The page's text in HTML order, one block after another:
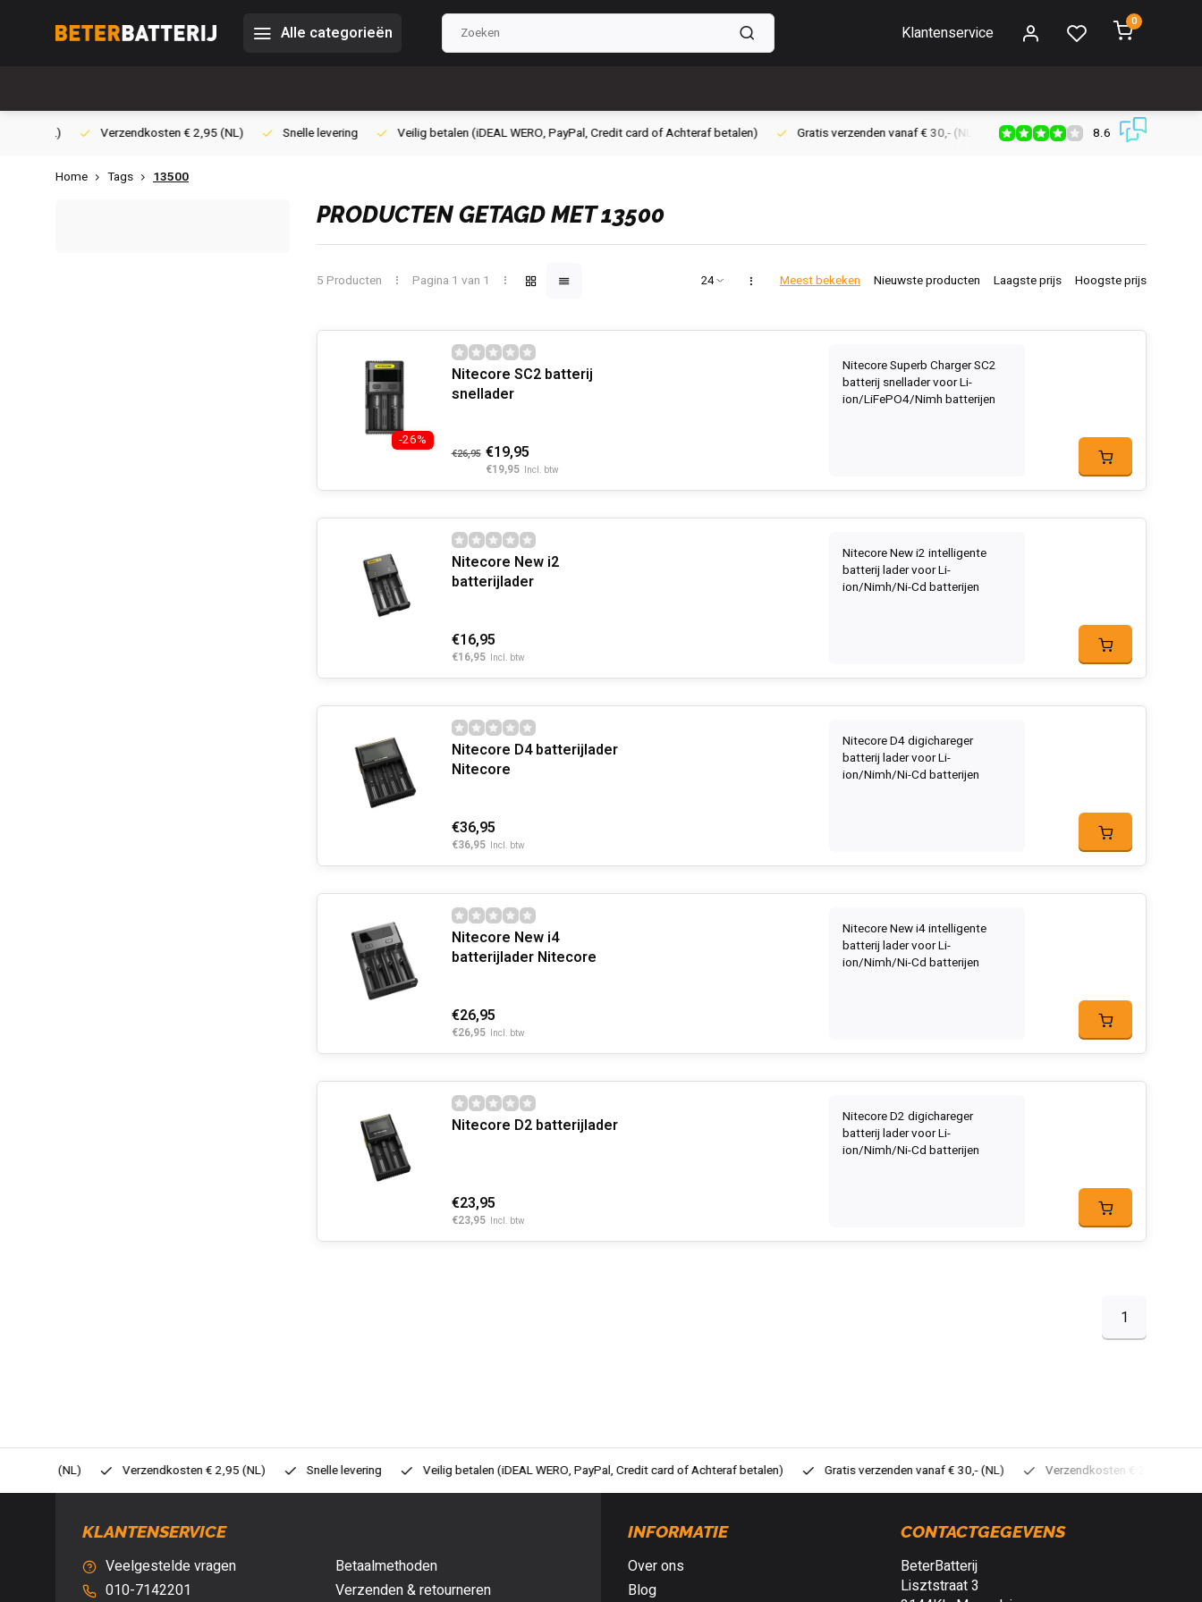
Alle categorieën Klantenservice
0
Verzendkosten € 2,95 (NL) Snelle levering Veilig betalen (iDEAL WERO, PayPal, Credit card of Achteraf betalen) Gratis verzenden vanaf € 30,- (NL) Verzendkosten € 2,95 (NL)
8.6
Home Tags 13500
PRODUCTEN GETAGD MET 13500
5 Producten Pagina 1 van 1 Meest bekeken Nieuwste producten Laagste prijs Hoogste prijs
-26%
Nitecore SC2 batterij
snellader
€26,95 €19,95
€19,95 Incl. btw
Nitecore Superb Charger SC2
batterij snellader voor Li-
ion/LiFePO4/Nimh batterijen
Nitecore New i2
batterijlader
€16,95
€16,95 Incl. btw
Nitecore New i2 intelligente
batterij lader voor Li-
ion/Nimh/Ni-Cd batterijen
Nitecore D4 batterijlader
Nitecore
€36,95
€36,95 Incl. btw
Nitecore D4 digichareger
batterij lader voor Li-
ion/Nimh/Ni-Cd batterijen
Nitecore New i4
batterijlader Nitecore
€26,95
€26,95 Incl. btw
Nitecore New i4 intelligente
batterij lader voor Li-
ion/Nimh/Ni-Cd batterijen
Nitecore D2 batterijlader
€23,95
€23,95 Incl. btw
Nitecore D2 digichareger
batterij lader voor Li-
ion/Nimh/Ni-Cd batterijen
1
Verzendkosten € 2,95 (NL) Snelle levering Veilig betalen (iDEAL WERO, PayPal, Credit card of Achteraf betalen) Gratis verzenden vanaf € 30,- (NL) Verzendkosten € 2,95 (NL)
KLANTENSERVICE
Veelgestelde vragen
010-7142201
Betaalmethoden
Verzenden & retourneren
INFORMATIE
Over ons
Blog
CONTACTGEGEVENS
BeterBatterij
Lisztstraat 3